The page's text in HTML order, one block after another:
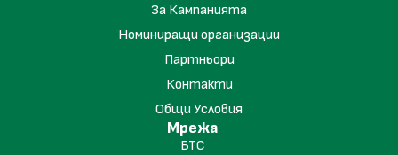
За Кампанията
Номиниращи организации
Партньори
Контакти
Общи Условия
Мрежа
БТС